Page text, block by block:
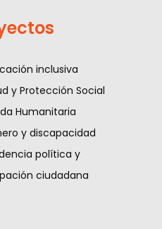
inclusiva
y Protección Social
Humanitaria
y discapacidad
política y
ciudadana